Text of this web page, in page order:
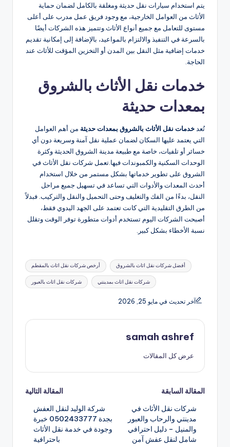
يتم استخدام سيارات نقل حديثة ومغلقة بالكامل لضمان حماية
الأثاث من العوامل الخارجية، مع وجود فريق عمل مدرب على أعلى
مستوى للتعامل مع جميع أنواع الأثاث.وتتميز هذه الشركات أيضًا
بالسرعة في التنفيذ والالتزام بالمواعيد، بالإضافة إلى إمكانية تقديم
خدمات إضافية مثل النقل بين المدن أو التخزين المؤقت للأثاث عند
الحاجة.
خدمات نقل الأثاث بالشروق
بمعدات حديثة
تُعد خدمات نقل الأثاث بالشروق بمعدات حديثة من أهم العوامل
التي يعتمد عليها السكان لضمان عملية نقل آمنة وسريعة دون أي
خسائر أو تلفيات، خاصة مع طبيعة مدينة الشروق الحديثة وكثرة
الوحدات السكنية والكمبوندات فيها.تعمل شركات نقل الأثاث في
الشروق على تطوير خدماتها بشكل مستمر من خلال استخدام
أحدث المعدات والأدوات التي تساعد في تسهيل جميع مراحل
النقل، بدءًا من الفك والتغليف وحتى التحميل والنقل والتركيب. فبدلاً
من الطرق التقليدية التي كانت تعتمد على الجهد اليدوي فقط،
أصبحت الشركات اليوم تستخدم أدوات متطورة توفر الوقت وتقلل
نسبة الأخطاء بشكل كبير.
العلامات: أرخص شركات نقل اثاث بالمقطم أفضل شركات نقل اثاث بالشروق
شركات نقل اثاث بالعبور شركات نقل اثاث بمدينتي
آخر تحديث في مايو 25, 2026
samah ashref
عرض كل المقالات
تصفّح
المقالات
المقالة السابقة
شركات نقل الأثاث في
مدينتي والرحاب والعبور
والمنيل – دليل احترافي
شامل لنقل عفش آمن
المقالة التالية
شركة الوليد لنقل العفش
بجدة 0502433777 خبرة
وجودة في خدمة نقل الأثاث
باحترافية